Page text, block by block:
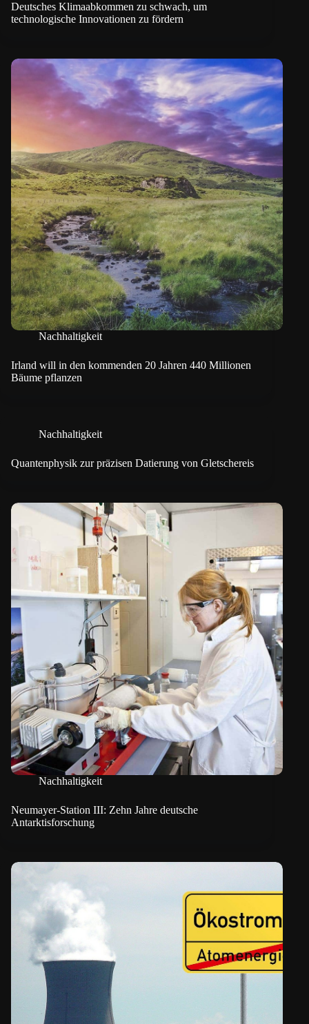
Deutsches Klimaabkommen zu schwach, um
technologische Innovationen zu fördern
Nachhaltigkeit
Irland will in den kommenden 20 Jahren 440 Millionen
Bäume pflanzen
Nachhaltigkeit
Quantenphysik zur präzisen Datierung von Gletschereis
Nachhaltigkeit
Neumayer-Station III: Zehn Jahre deutsche
Antarktisforschung